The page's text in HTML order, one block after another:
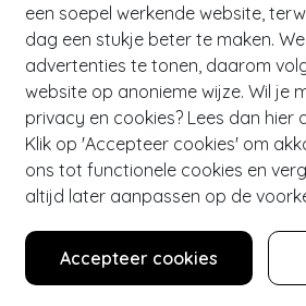
een soepel werkende website,
dag een stukje beter te maken.
advertenties te tonen, daarom
website op anonieme wijze. Wil je
privacy en cookies? Lees dan hier
Klik op 'Accepteer cookies' om
ons tot functionele cookies en
altijd later aanpassen op de
Accepteer cookies
bij je bestelling? Lees onze